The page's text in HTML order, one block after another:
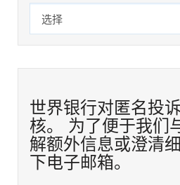
世界银行对匿名投
核。 为了便于我们
解额外信息或澄清
下电子邮箱。